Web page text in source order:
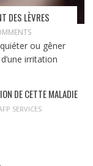
DES LÈVRES
ou gêner
irritation
DE CETTE MALADIE
SERVICES